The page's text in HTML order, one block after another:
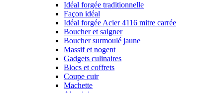
Idéal forgée traditionnelle
Façon idéal
Idéal forgée Acier 4116 mitre carrée
Boucher et saigner
Boucher surmoulé jaune
Massif et nogent
Gadgets culinaires
Blocs et coffrets
Coupe cuir
Machette